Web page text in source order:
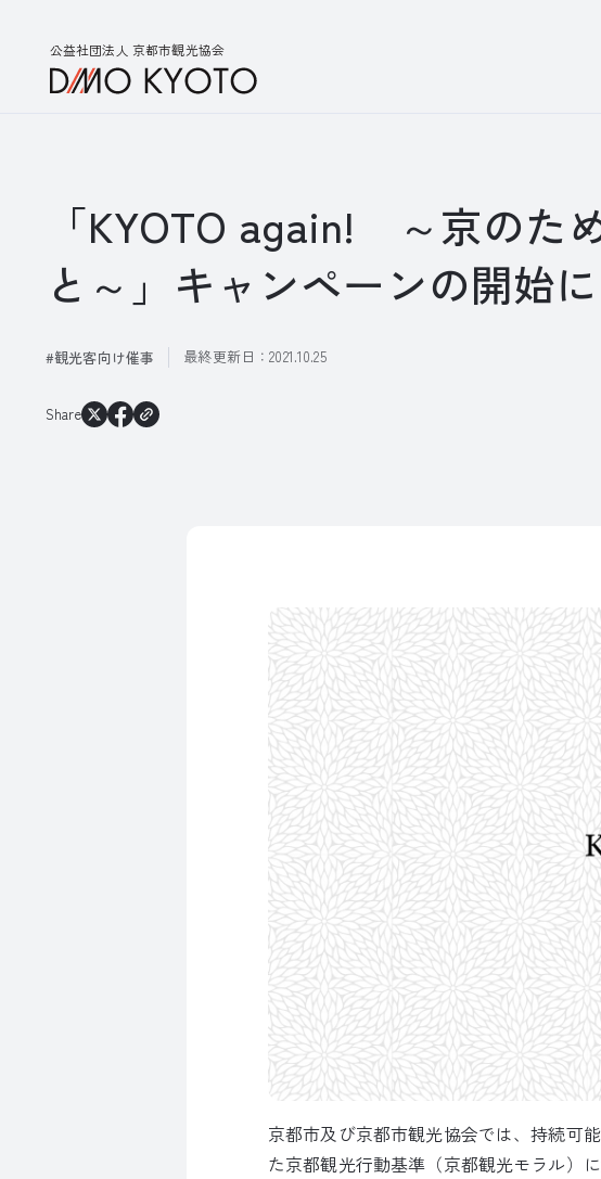
公益社団法人 京都市観光協会
「KYOTO again! ～京のた
と～」キャンペーンの開始
観光客向け催事 最終更新日：2021.10.25
Share
京都市及び京都市観光協会では、持続可
た京都観光行動基準（京都観光モラル）